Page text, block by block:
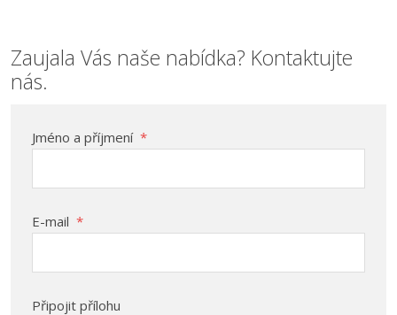
Zaujala Vás naše nabídka? Kontaktujte
nás.
Jméno a příjmení *
E-mail *
Připojit přílohu